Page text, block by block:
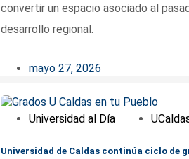
convertir un espacio asociado al
desarrollo regional.
mayo 27, 2026
Universidad al Día
Universidad de Caldas continúa ciclo de